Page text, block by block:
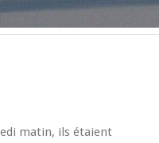
matin, ils étaient